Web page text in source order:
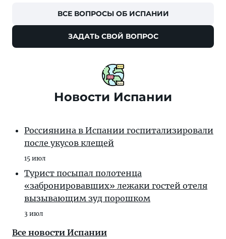
ВСЕ ВОПРОСЫ ОБ ИСПАНИИ
ЗАДАТЬ СВОЙ ВОПРОС
Новости Испании
Россиянина в Испании госпитализировали
после укусов клещей
15 июл
Турист посыпал полотенца
«забронировавших» лежаки гостей отеля
вызывающим зуд порошком
3 июл
Все новости Испании